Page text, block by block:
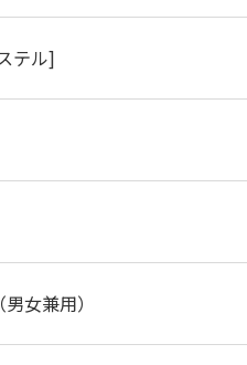
テル]
女兼用）